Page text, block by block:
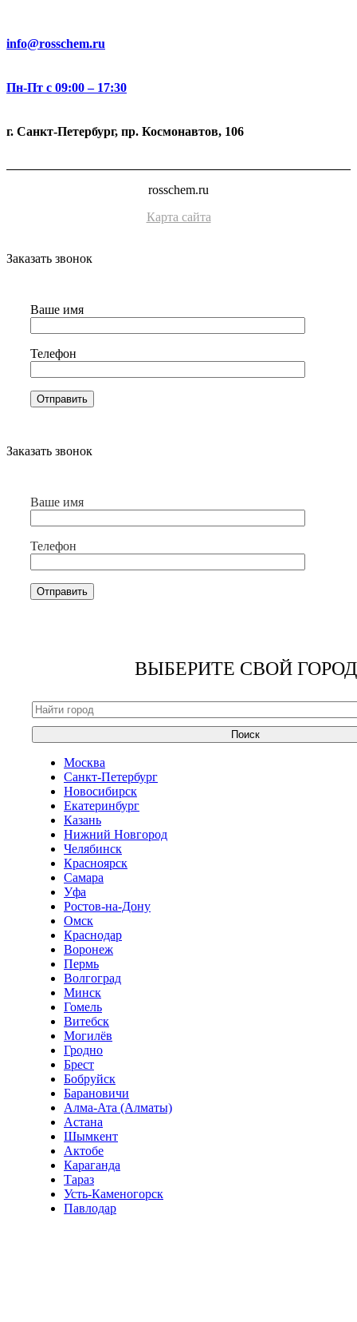
info@rosschem.ru
Пн-Пт с 09:00 – 17:30
г. Санкт-Петербург, пр. Космонавтов, 106
rosschem.ru
Карта сайта
Заказать звонок
Ваше имя
Телефон
Заказать звонок
Ваше имя
Телефон
ВЫБЕРИТЕ СВОЙ ГОРОД
Поиск
Москва
Санкт-Петербург
Новосибирск
Екатеринбург
Казань
Нижний Новгород
Челябинск
Красноярск
Самара
Уфа
Ростов-на-Дону
Омск
Краснодар
Воронеж
Пермь
Волгоград
Минск
Гомель
Витебск
Могилёв
Гродно
Брест
Бобруйск
Барановичи
Алма-Ата (Алматы)
Астана
Шымкент
Актобе
Караганда
Тараз
Усть-Каменогорск
Павлодар